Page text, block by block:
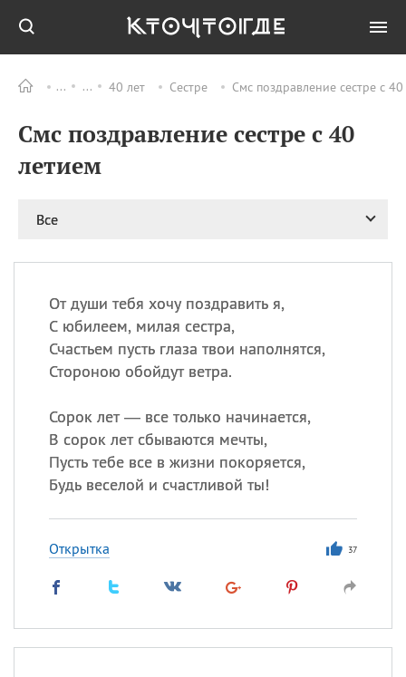
40 лет Сестре Смс поздравление сестре с
Смс поздравление сестре с 40
летием
Все
От души тебя хочу поздравить я,
С юбилеем, милая сестра,
Счастьем пусть глаза твои наполнятся,
Стороною обойдут ветра.
Сорок лет — все только начинается,
В сорок лет сбываются мечты,
Пусть тебе все в жизни покоряется,
Будь веселой и счастливой ты!
Открытка 37
ПРАЗДНИКИ Все
06.08 Преображение
Господне у западных
Романа и Давида
мучеников
07.08
Национальный день
маяка
07.08
ИМЕНА
Сегодня празднуют именины
, Афанасий, Борис